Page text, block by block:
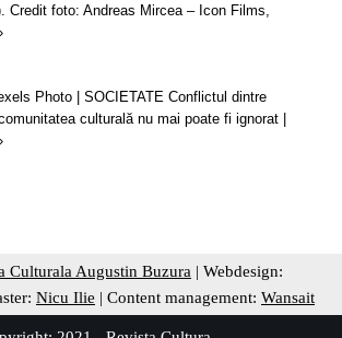
Credit foto: Andreas Mircea – Icon Films,
Photo | SOCIETATE Conflictul dintre
culturală nu mai poate fi ignorat |
Culturala Augustin Buzura | Webdesign:
Nicu Ilie | Content management: Wansait